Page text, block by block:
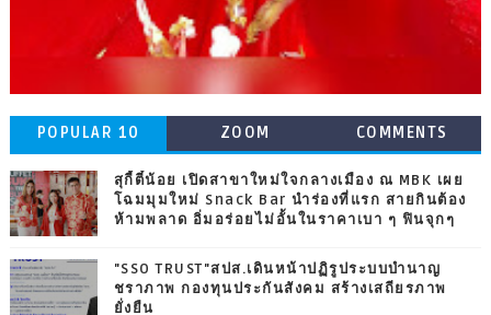
POPULAR 10 ZOOM COMMENTS
สุกี้ตี๋น้อย เปิดสาขาใหม่ใจกลางเมือง ณ MBK เผย
โฉมมุมใหม่ Snack Bar นำร่องที่แรก สายกินต้อง
ห้ามพลาด อิ่มอร่อยไม่อั้นในราคาเบา ๆ ฟินจุกๆ
"SSO TRUST"สปส.เดินหน้าปฏิรูประบบบำนาญ
ชราภาพ กองทุนประกันสังคม สร้างเสถียรภาพ
ยั่งยืน